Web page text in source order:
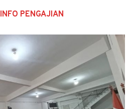
INFO PENGAJIAN